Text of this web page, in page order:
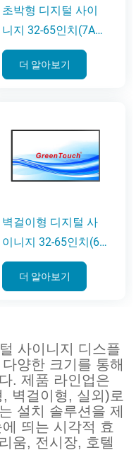
초박형 디지털 사이
니지 32-65인치(7A
시리즈)
더 알아보기
벽걸이형 디지털 사
이니지 32-65인치(6C
시리즈)
더 알아보기
이니지 디스플
양한 크기를 통해
. 제품 라인업은
벽걸이형, 실외)로
설치 솔루션을 제
띄는 시각적 효
움, 전시장, 호텔